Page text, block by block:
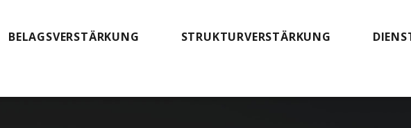
BELAGSVERSTÄRKUNG STRUKTURVERSTÄRKUNG